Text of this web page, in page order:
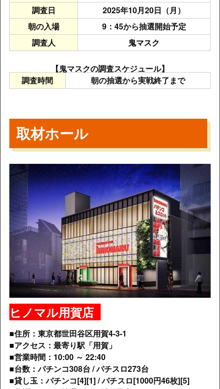
調査日
2025年10月20日（月）
朝の入場
9：45から抽選開始予定
調査人
鬼マスク
【鬼マスクの調査スケジュール】
調査時間
朝の抽選から実戦終了まで
取材ホール
ヒノマル用賀店
■住所：東京都世田谷区用賀4-3-1
■アクセス：最寄り駅「用賀」
■営業時間：10:00 ～ 22:40
■台数：パチンコ308台 / パチスロ273台
■貸し玉：パチンコ[4][1] /パチスロ[1000円46枚][5]